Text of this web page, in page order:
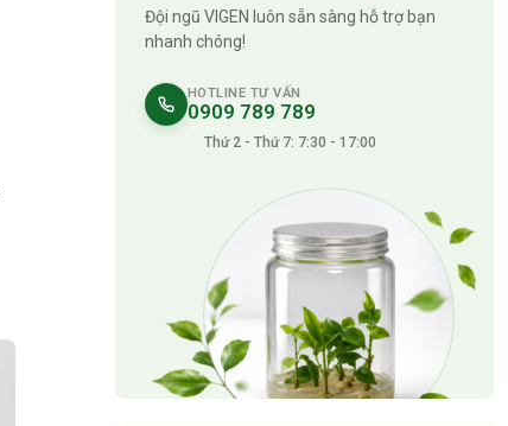
Đội ngũ VIGEN luôn sẵn sàng hỗ trợ bạn
nhanh chóng!
HOTLINE TƯ VẤN
0909 789 789
Thứ 2 - Thứ 7: 7:30 - 17:00